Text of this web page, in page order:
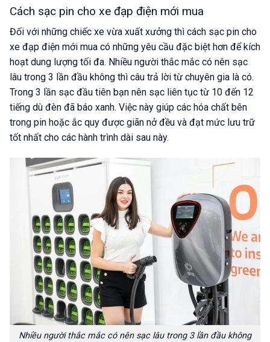
Cách sạc pin cho xe đạp điện mới mua
Đối với những chiếc xe vừa xuất xưởng thì cách sạc pin cho
xe đạp điện mới mua có những yêu cầu đặc biệt hơn để kích
hoạt dung lượng tối đa. Nhiều người thắc mắc có nên sạc
lâu trong 3 lần đầu không thì câu trả lời từ chuyên gia là có.
Trong 3 lần sạc đầu tiên bạn nên sạc liên tục từ 10 đến 12
tiếng dù đèn đã báo xanh. Việc này giúp các hóa chất bên
trong pin hoặc ắc quy được giãn nở đều và đạt mức lưu trữ
tốt nhất cho các hành trình dài sau này.
Nhiều người thắc mắc có nên sạc lâu trong 3 lần đầu không